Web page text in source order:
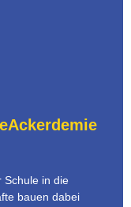
Schule in die
bauen dabei